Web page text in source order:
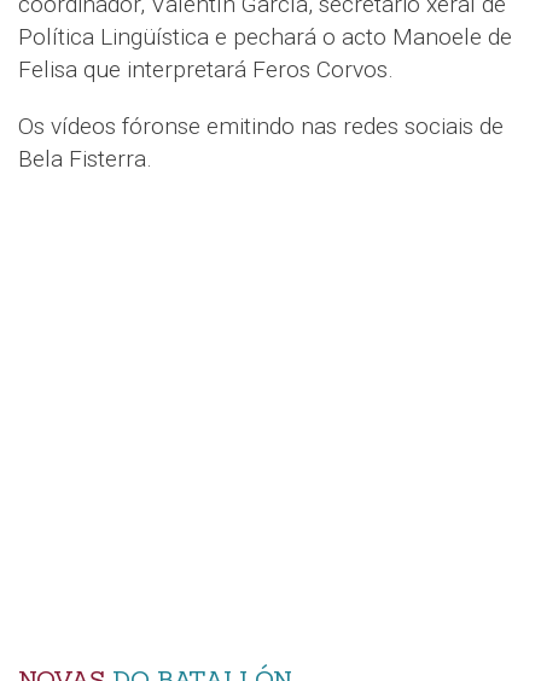
Política Lingüística e pechará o acto Manoele de
Felisa que interpretará Feros Corvos.
Os vídeos fóronse emitindo nas redes sociais de
Bela Fisterra.